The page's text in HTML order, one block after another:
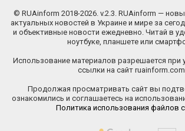
© RUAinform 2018-2026. v.2.3. RUAinform —
актуальных новостей в Украине и мире за
и объективные новости ежедневно. Читай в
ноутбуке, планшете или
Использование материалов разрешается при
ссылки на сайт
Продолжая просматривать сайт вы
ознакомились и соглашаетесь на
Политика использования файлов